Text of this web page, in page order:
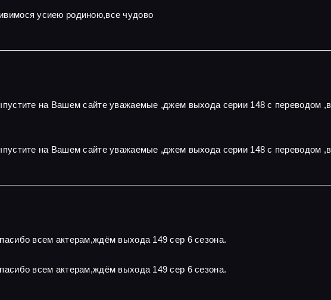
усиею родиною,все чудово
на Вашем сайте уважаемые ,джем выхода серии 148 с переводом
на Вашем сайте уважаемые ,джем выхода серии 148 с переводом
всем актерам,ждём выхода 149 сер 6 сезона.
всем актерам,ждём выхода 149 сер 6 сезона.